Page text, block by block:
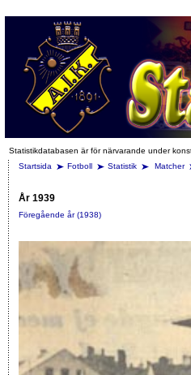
Statistikdatabasen är för närvarande under
Startsida
Fotboll Statistik Matcher
År 1939
Föregående år (1938)